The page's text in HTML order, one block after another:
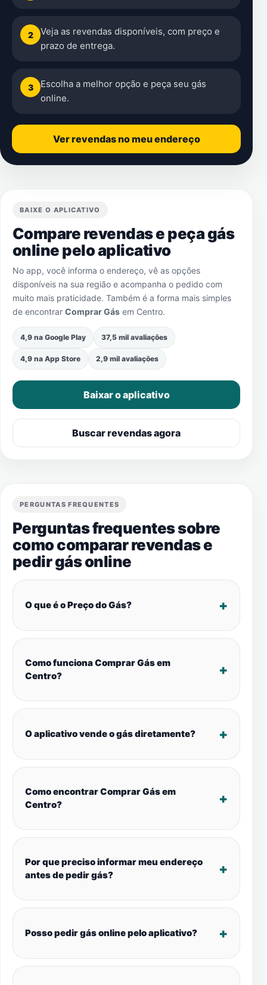
2
Veja as revendas disponíveis, com preço e
prazo de entrega.
3
Escolha a melhor opção e peça seu gás
online.
Ver revendas no meu endereço
BAIXE O APLICATIVO
Compare revendas e peça gás
online pelo aplicativo
No app, você informa o endereço, vê as opções
disponíveis na sua região e acompanha o pedido com
muito mais praticidade. Também é a forma mais simples
de encontrar Comprar Gás em Centro.
4,9 na Google Play 37,5 mil avaliações
4,9 na App Store 2,9 mil avaliações
Baixar o aplicativo
Buscar revendas agora
PERGUNTAS FREQUENTES
Perguntas frequentes sobre
como comparar revendas e
pedir gás online
O que é o Preço do Gás?
Como funciona Comprar Gás em
Centro?
O aplicativo vende o gás diretamente?
Como encontrar Comprar Gás em
Centro?
Por que preciso informar meu endereço
antes de pedir gás?
Posso pedir gás online pelo aplicativo?